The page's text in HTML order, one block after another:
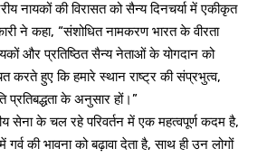
नायकों की विरासत को सैन्य दिनचर्या में एकीकृत
ने कहा, “संशोधित नामकरण भारत के वीरता
और प्रतिष्ठित सैन्य नेताओं के योगदान को
करते हुए कि हमारे स्थान राष्ट्र की संप्रभुत्व,
के अनुसार हों।”
सेना के चल रहे परिवर्तन में एक महत्वपूर्ण कदम है,
की भावना को बढ़ावा देता है, साथ ही उन लोगों